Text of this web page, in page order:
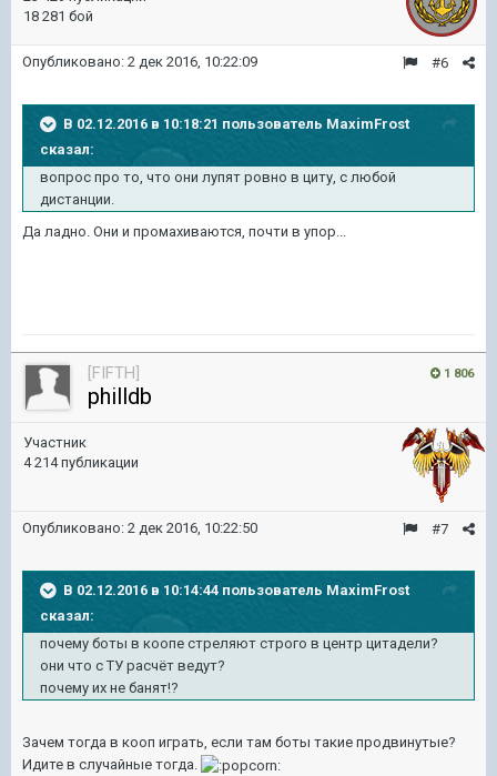
18 281 бой
#6
Опубликовано: 2 дек 2016, 10:22:09
В 02.12.2016 в 10:18:21 пользователь MaximFrost
сказал:
вопрос про то, что они лупят ровно в циту, с любой
дистанции.
Да ладно. Они и промахиваются, почти в упор...
1 806
[FIFTH]
philldb
Участник
4 214 публикации
#7
Опубликовано: 2 дек 2016, 10:22:50
В 02.12.2016 в 10:14:44 пользователь MaximFrost
сказал:
почему боты в коопе стреляют строго в центр цитадели?
они что с ТУ расчёт ведут?
почему их не банят!?
Зачем тогда в кооп играть, если там боты такие продвинутые?
Идите в случайные тогда.